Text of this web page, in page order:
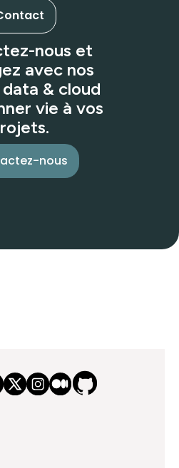
nous et
avec nos
& cloud
vie à vos
nous